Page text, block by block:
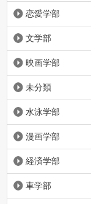
恋愛学部
文学部
映画学部
未分類
水泳学部
漫画学部
経済学部
車学部